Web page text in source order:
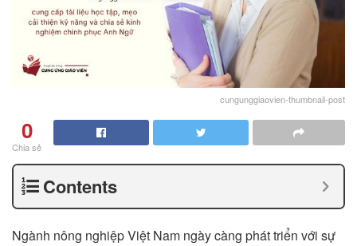
cungunggiaovien-thumbnail-post
0
Chia sẻ
Contents
Ngành nông nghiệp Việt Nam ngày càng phát triển với sự